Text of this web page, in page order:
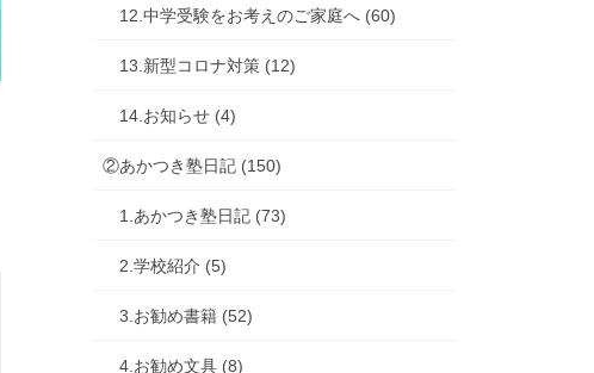
12.中学受験をお考えのご家庭へ (60)
13.新型コロナ対策 (12)
14.お知らせ (4)
②あかつき塾日記 (150)
1.あかつき塾日記 (73)
2.学校紹介 (5)
3.お勧め書籍 (52)
4.お勧め文具 (8)